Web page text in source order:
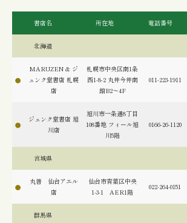
書店名 所在地 電話番号
北海道
MARUZEN & ジ
ュンク堂書店 札幌
店
札幌市中央区南1条
西1-8-2 丸井今井南
館B2～4F
011-223-1911
ジュンク堂書店 旭
川店
旭川市一条通8丁目
108番地 フィール旭
川5階
0166-26-1120
宮城県
丸善 仙台アエル
店
仙台市青葉区中央
1-3-1 AER1階
022-264-0151
群馬県